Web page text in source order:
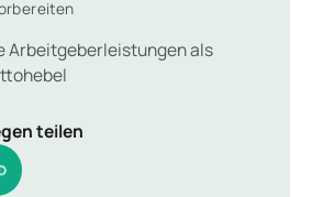
Arbeitgeberleistungen als
teilen